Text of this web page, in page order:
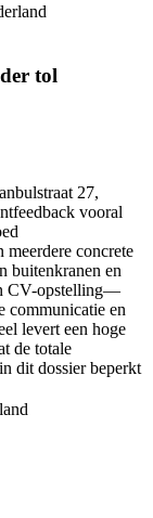
tol
27,
vooral
meerdere concrete
buitenkranen en
CV-opstelling—
communicatie en
levert een hoge
de totale
dit dossier beperkt